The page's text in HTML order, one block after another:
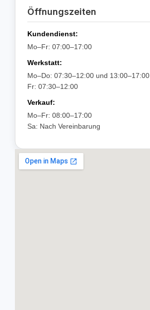
Öffnungszeiten
Kundendienst:
Mo–Fr: 07:00–17:00
Werkstatt:
Mo–Do: 07:30–12:00 und 13:00–17:00
Fr: 07:30–12:00
Verkauf:
Mo–Fr: 08:00–17:00
Sa: Nach Vereinbarung